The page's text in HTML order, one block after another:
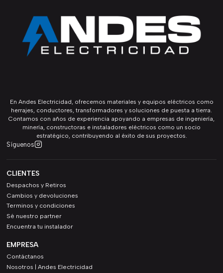
En Andes Electricidad, ofrecemos materiales y equipos eléctricos como
herrajes, conductores, transformadores y soluciones de puesta a tierra.
Contamos con años de experiencia apoyando a empresas de ingeniería,
minería, constructoras e instaladores eléctricos como un socio
estratégico, contribuyendo al éxito de sus proyectos.
Síguenos
CLIENTES
Despachos y Retiros
Cambios y devoluciones
Terminos y condiciones
Sé nuestro partner
Encuentra tu instalador
EMPRESA
Contáctanos
Nosotros | Andes Electricidad